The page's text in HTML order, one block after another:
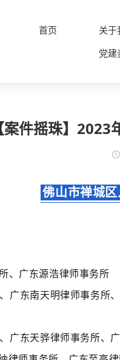
首页 关于
党建
【案件摇珠】
佛山市禅城
、广东源浩律师事务所
广东南天明律师事务所
广东天骅律师事务所、